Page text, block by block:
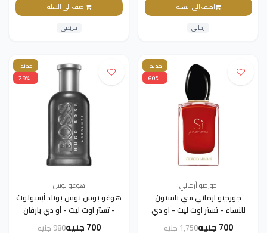
اضف الى السلة
رجالى
اضف الى السلة
حريمى
جديد
-60%
جورجيو أرماني
جورجيو ارماني سي باسيون
للنساء - تستر اوت ليت - او دي
بارفان ، 100 مل700 جنيه 1,750 جنيه
جديد
-29%
هوغو بوس
هوغو بوس بوس بوتلد أبسولوت
- تستر اوت ليت - أو دي بارفان
للرجال
700 جنيه 980 جنيه